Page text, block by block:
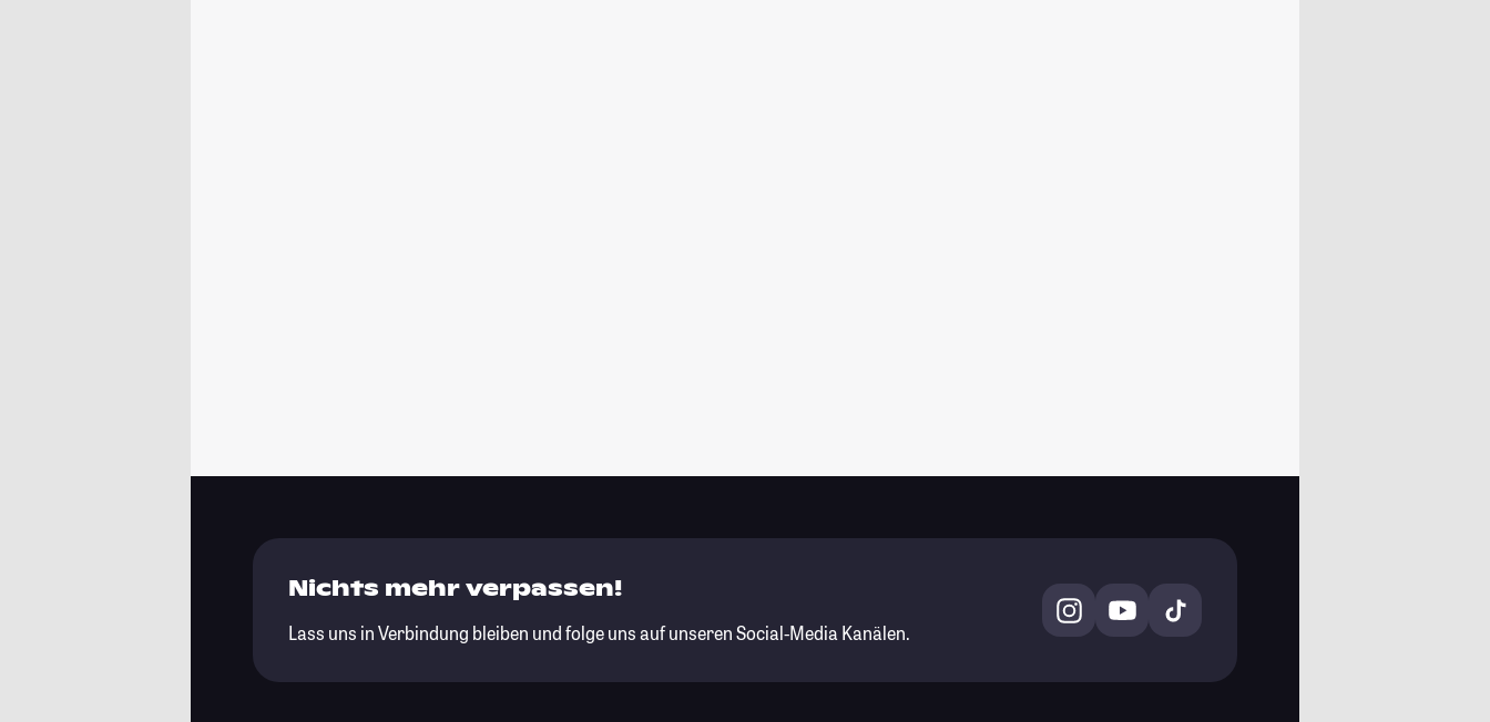
Nichts mehr verpassen!
Lass uns in Verbindung bleiben und folge uns auf unseren Social-Media Kanälen.